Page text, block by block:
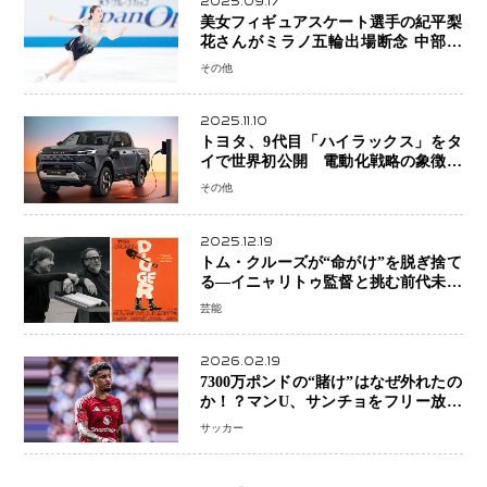
美女フィギュアスケート選手の紀平梨
花さんがミラノ五輪出場断念 中部選
手権欠場を発表「安全最優先の判断」
その他
2025.11.10
トヨタ、9代目「ハイラックス」をタ
イで世界初公開 電動化戦略の象徴と
なるBEVモデルを初設定
その他
2025.12.19
トム・クルーズが“命がけ”を脱ぎ捨て
る―イニャリトゥ監督と挑む前代未聞
の大惨事コメディ「DIGGER ディガ
芸能
2026.02.19
7300万ポンドの“賭け”はなぜ外れたの
か！？マンU、サンチョをフリー放出
へ・・・補強戦略の転換点に
サッカー